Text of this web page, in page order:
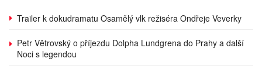
Trailer k dokudramatu Osamělý vlk režiséra Ondřeje Veverky
Petr Větrovský o příjezdu Dolpha Lundgrena do Prahy a další
Noci s legendou